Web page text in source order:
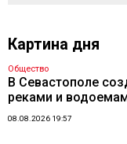
Картина дня
Общество
В Севастополе
реками и
08.08.2026 19:57